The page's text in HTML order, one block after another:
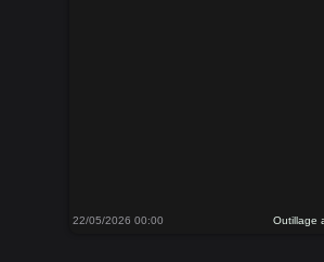
22/05/2026 00:00 Outillage